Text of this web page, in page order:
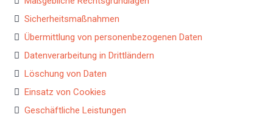
Sicherheitsmaßnahmen
Übermittlung von personenbezogenen Daten
Datenverarbeitung in Drittländern
Löschung von Daten
Einsatz von Cookies
Geschäftliche Leistungen